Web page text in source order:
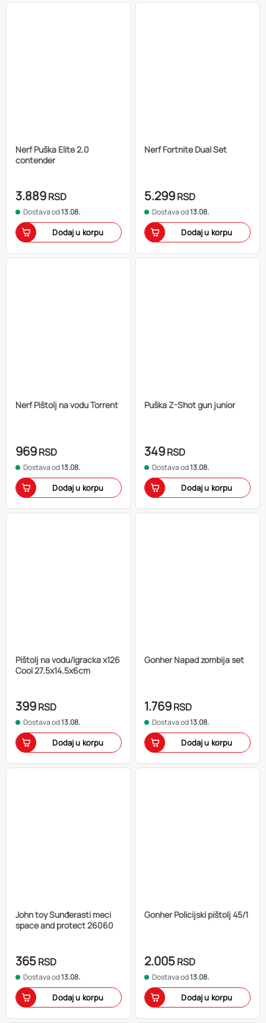
Nerf Puška Elite 2.0
contender
3.889RSD
Dostava od13.08.
Dodaj u korpu
Nerf Fortnite Dual Set
5.299RSD
Dostava od13.08.
Dodaj u korpu
Nerf Pištolj na vodu Torrent
969RSD
Dostava od13.08.
Dodaj u korpu
Puška Z-Shot gun junior
349RSD
Dostava od13.08.
Dodaj u korpu
Pištolj na vodu/igracka x126
Cool 27.5x14.5x6cm
399RSD
Dostava od13.08.
Dodaj u korpu
Gonher Napad zombija set
1.769RSD
Dostava od13.08.
Dodaj u korpu
John toy Sunđerasti meci
space and protect 26060
365RSD
Dostava od13.08.
Dodaj u korpu
Gonher Policijski pištolj 45/1
2.005RSD
Dostava od13.08.
Dodaj u korpu